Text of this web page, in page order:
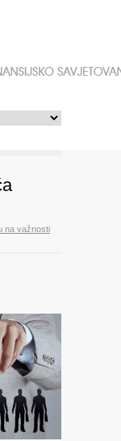
na važnosti